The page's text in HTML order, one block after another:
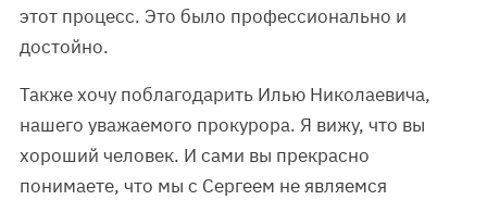
этот процесс. Это было профессионально и
достойно.
Также хочу поблагодарить Илью Николаевича,
нашего уважаемого прокурора. Я вижу, что вы
хороший человек. И сами вы прекрасно
понимаете, что мы с Сергеем не являемся